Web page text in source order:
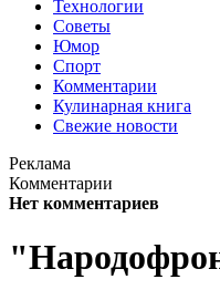
Технологии
Советы
Юмор
Спорт
Комментарии
Кулинарная книга
Свежие новости
Реклама
Комментарии
Нет комментариев